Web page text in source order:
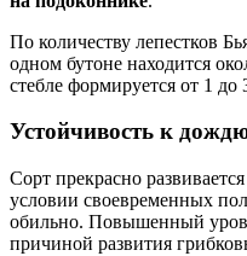
По количеству лепестков
одном бутоне находится
стебле формируется от 1 до
Устойчивость к
Сорт прекрасно
условии своевременных
обильно. Повышенный
причиной развития